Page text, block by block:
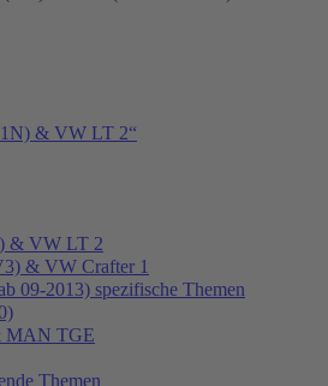
& VW LT 2“
& VW LT 2
& VW Crafter 1
09-2013) spezifische Themen
TGE
Themen